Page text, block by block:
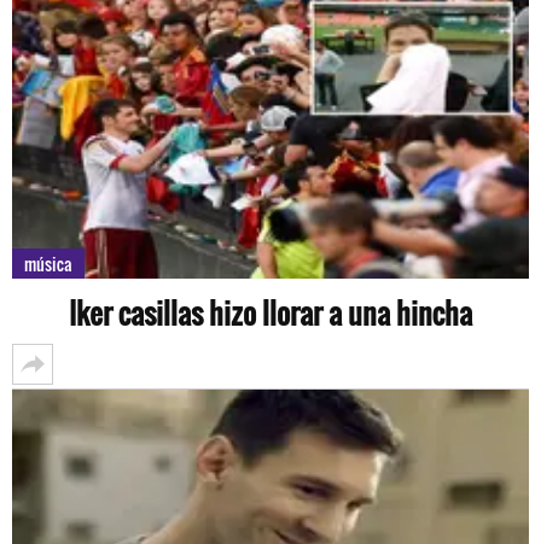
música
Iker casillas hizo llorar a una hincha